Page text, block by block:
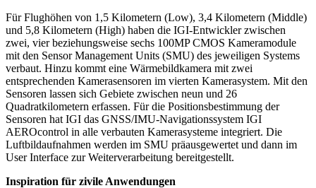
Für Flughöhen von 1,5 Kilometern (Low), 3,4 Kilometern (Middle)
und 5,8 Kilometern (High) haben die IGI-Entwickler zwischen
zwei, vier beziehungsweise sechs 100MP CMOS Kameramodule
mit den Sensor Management Units (SMU) des jeweiligen Systems
verbaut. Hinzu kommt eine Wärmebildkamera mit zwei
entsprechenden Kamerasensoren im vierten Kamerasystem. Mit den
Sensoren lassen sich Gebiete zwischen neun und 26
Quadratkilometern erfassen. Für die Positionsbestimmung der
Sensoren hat IGI das GNSS/IMU-Navigationssystem IGI
AEROcontrol in alle verbauten Kamerasysteme integriert. Die
Luftbildaufnahmen werden im SMU präausgewertet und dann im
User Interface zur Weiterverarbeitung bereitgestellt.
Inspiration für zivile Anwendungen